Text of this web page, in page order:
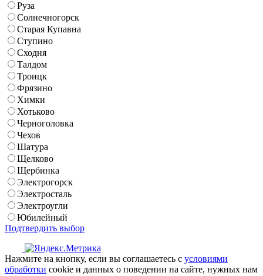
Руза
Солнечногорск
Старая Купавна
Ступино
Сходня
Талдом
Троицк
Фрязино
Химки
Хотьково
Черноголовка
Чехов
Шатура
Щелково
Щербинка
Электрогорск
Электросталь
Электроугли
Юбилейный
Подтвердить выбор
Нажмите на кнопку, если вы соглашаетесь с условиями
обработки cookie и данных о поведении на сайте, нужных нам